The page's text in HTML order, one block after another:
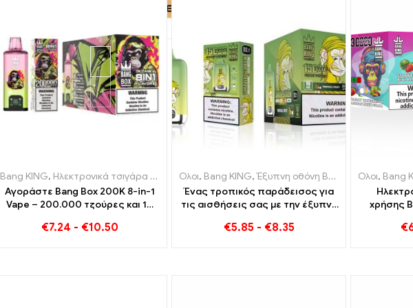
,Ηλεκτρονικά τσιγάρα μιας χρήσης Λουξεμβούργο ,Ηλεκτρονικά
Bang KING, Ηλεκτρονικά τσιγάρα μιας χρήσης ,Ηλεκτρονικά τσιγάρα μιας χρήσης Βέλγιο,
Αγοράστε Bang Box 200K 8-in-1
Vape – 200.000 τζούρες και 10
€7.24 - €10.50
Ολοι, Bang KING,Έξυπνη οθόνη Bang King 15000 Φούσκα
Ένας τροπικός παράδεισος για
τις αισθήσεις σας με την έξυπνη
15000 Φούσκα
€5.85 - €8.35
Ολοι, Bang
χρήσης
γεύση με
€